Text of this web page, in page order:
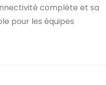
complète et sa
pour les équipes